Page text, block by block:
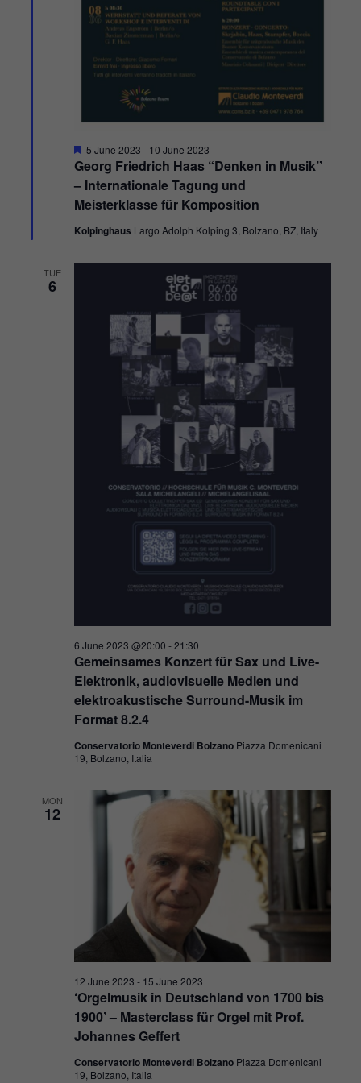
Georg Friedrich Haas “Denken in Musik”
– Internationale Tagung und
Meisterklasse für Komposition
Hervorgehoben
5 June 2023 - 10 June 2023
Kolpinghaus Largo Adolph Kolping 3, Bolzano, BZ, Italy
TUE
6
Gemeinsames Konzert für Sax und Live-
Elektronik, audiovisuelle Medien und
elektroakustische Surround-Musik im
Format 8.2.4
6 June 2023 @20:00 -21:30
Conservatorio Monteverdi Bolzano Piazza Domenicani
19, Bolzano, Italia
MON
12
‘Orgelmusik in Deutschland von 1700 bis
1900’ – Masterclass für Orgel mit Prof.
Johannes Geffert
12 June 2023 - 15 June 2023
Conservatorio Monteverdi Bolzano Piazza Domenicani
19, Bolzano, Italia